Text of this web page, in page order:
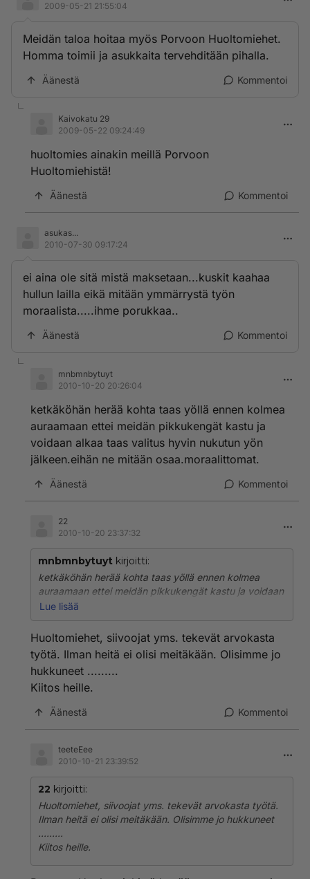
2009-05-21 21:55:04
Meidän taloa hoitaa myös Porvoon Huoltomiehet.
Homma toimii ja asukkaita tervehditään pihalla.
Äänestä Kommentoi
Kaivokatu 29
2009-05-22 09:24:49
huoltomies ainakin meillä Porvoon
Huoltomiehistä!
Äänestä Kommentoi
asukas...
2010-07-30 09:17:24
ei aina ole sitä mistä maksetaan...kuskit kaahaa
hullun lailla eikä mitään ymmärrystä työn
moraalista.....ihme porukkaa..
Äänestä Kommentoi
mnbmnbytuyt
2010-10-20 20:26:04
ketkäköhän herää kohta taas yöllä ennen kolmea
auraamaan ettei meidän pikkukengät kastu ja
voidaan alkaa taas valitus hyvin nukutun yön
jälkeen.eihän ne mitään osaa.moraalittomat.
Äänestä Kommentoi
22
2010-10-20 23:37:32
mnbmnbytuyt kirjoitti:
ketkäköhän herää kohta taas yöllä ennen kolmea
auraamaan ettei meidän pikkukengät kastu ja voidaan
alkaa taas valitus hyvin nukutun yön jälkeen.eihän ne
Lue lisää
Huoltomiehet, siivoojat yms. tekevät arvokasta
työtä. Ilman heitä ei olisi meitäkään. Olisimme jo
hukkuneet .........
Kiitos heille.
Äänestä Kommentoi
teeteEee
2010-10-21 23:39:52
22 kirjoitti:
Huoltomiehet, siivoojat yms. tekevät arvokasta työtä.
Ilman heitä ei olisi meitäkään. Olisimme jo hukkuneet
.........
Kiitos heille.